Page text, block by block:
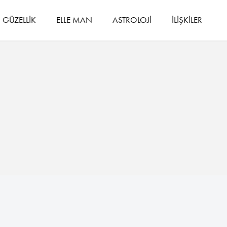
GÜZELLİK ELLE MAN ASTROLOJİ İLİŞKİLER